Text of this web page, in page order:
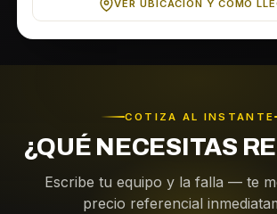
VER UBICACIÓN Y CÓMO
COTIZA AL INSTANTE
¿QUÉ NECESITAS
Escribe tu equipo y la falla — te
precio referencial